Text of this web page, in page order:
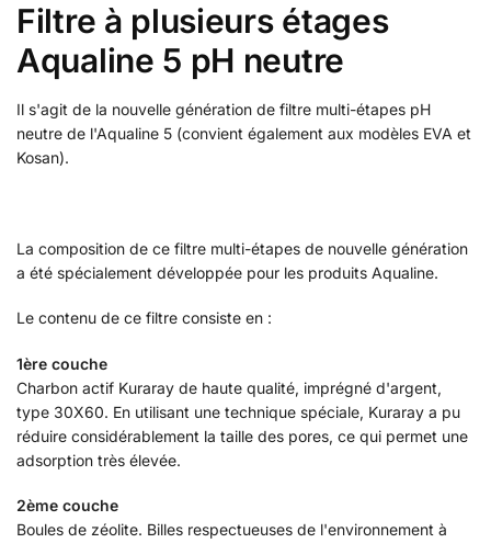
Filtre à plusieurs étages
Aqualine 5 pH neutre
Il s'agit de la nouvelle génération de filtre multi-étapes pH
neutre de l'Aqualine 5 (convient également aux modèles EVA et
Kosan).
La composition de ce filtre multi-étapes de nouvelle génération
a été spécialement développée pour les produits Aqualine.
Le contenu de ce filtre consiste en :
1ère couche
Charbon actif Kuraray de haute qualité, imprégné d'argent,
type 30X60. En utilisant une technique spéciale, Kuraray a pu
réduire considérablement la taille des pores, ce qui permet une
adsorption très élevée.
2ème couche
Boules de zéolite. Billes respectueuses de l'environnement à